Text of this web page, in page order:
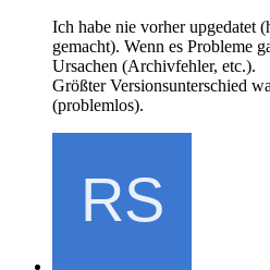
Ich habe nie vorher upgedatet
gemacht). Wenn es Probleme
Ursachen (Archivfehler, etc.).
Größter Versionsunterschied
(problemlos).